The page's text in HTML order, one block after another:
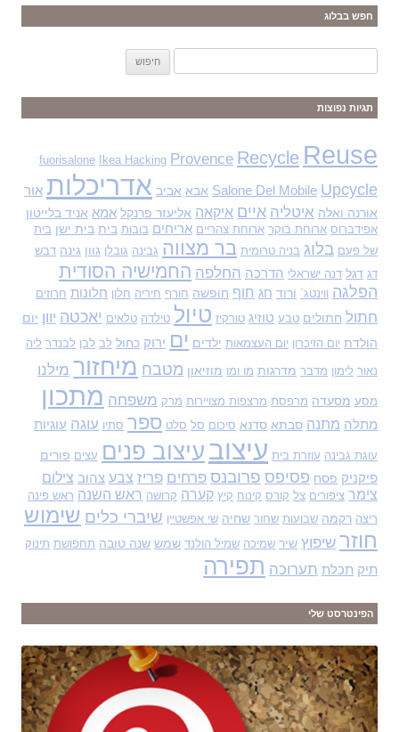
חפש בבלוג
פ
ו
:
תגיות נפוצות
fuorisalone Ikea Hacking Provence Recycle Reuse
Salone Del Mobile Upcycle אבא אביב אדריכלות אור
אורנה ואלה איטליה איים איקאה אליעזר פרנקל אמא אניד בלייטון
אפידברוס ארוחת בוקר ארוחת צהריים אריחים בובות בית בית ישן בית
של פעם בלוג בניה טרומית בר מצווה גבינה גובלן גוון גינה דבש
דג דגל דנה ישראלי הדרכה החלפה החמישיה הסודית
הפלגה ווינטג` ורוד חג חוף חופשה חורף חיריה חלון חלונות חרוזים
חתול חתולים טבע טוזיג טורקיז טיול טילדה טלאים יאכטה יוון יום
הולדת יום הזיכרון יום העצמאות ילדים ים ירוק כחול לב לבן לבנדר ליה
נאור לימון מדבר מדרגות מו ומו מוזיאון מטבח מיחזור מילנו
מסע מסעדה מרפסת מרצפות מצויירות מרק משפחה מתכון
מתלה מתנה סבתא סדנא סיכום סל סלט ספר סתיו עוגה עוגיות
עוגת גבינה עוזרת בית עיצוב עיצוב פנים עצים פורים
פיקניק פסח פסיפס פרובנס פרחים פריז צבע צהוב צילום
צימר ציפורים צל קורס קינוח קיץ קערה קרושה ראש השנה ראש פינה
ריצה רקמה שבועות שחור שחיה שי אפשטיין שיברי כלים שימוש
חוזר שיפוץ שיר שמיכה שמיל הולנד שמש שנה טובה תחפושת תינוק
תיק תכלת תערוכה תפירה
הפינטרסט שלי